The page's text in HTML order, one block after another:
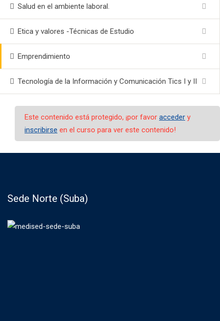
Salud en el ambiente laboral.
Etica y valores -Técnicas de Estudio
Emprendimiento
Tecnología de la Información y Comunicación Tics I y II
Este contenido está protegido, ¡por favor acceder y
inscribirse en el curso para ver este contenido!
Sede Norte (Suba)